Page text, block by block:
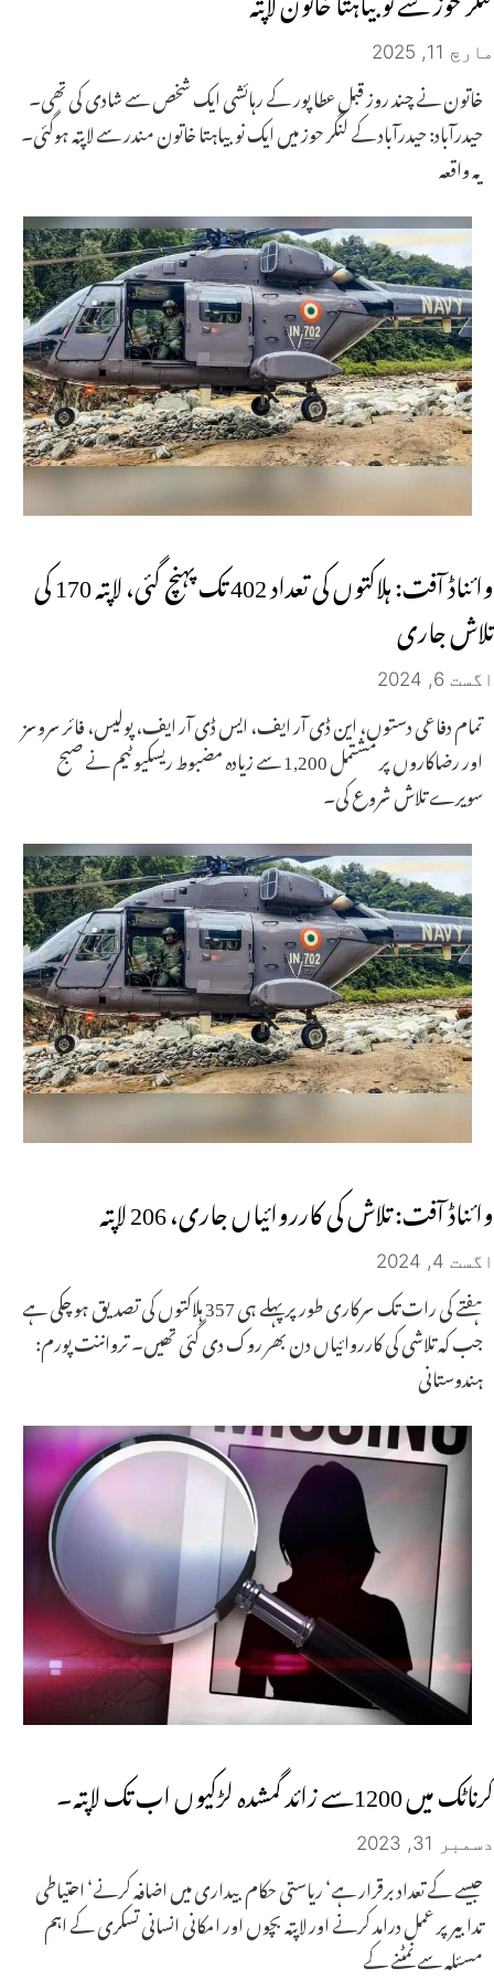
مارچ 11, 2025
خاتون نے چند روز قبل عطا پور کے رہائشی ایک شخص سے شادی کی تھی۔
حیدرآباد: حیدرآباد کے لنگر حوز میں ایک نوبیاہتا خاتون مندر سے لاپتہ ہوگئی۔
یہ واقعہ
وائناڈ آفت: ہلاکتوں کی تعداد 402 تک پہنچ گئی، لاپتہ 170 کی
تلاش جاری
اگست 6, 2024
تمام دفاعی دستوں، این ڈی آر ایف، ایس ڈی آر ایف، پولیس، فائر سروسز
اور رضاکاروں پر مشتمل 1,200 سے زیادہ مضبوط ریسکیو ٹیم نے صبح
سویرے تلاش شروع کی۔
وائناڈ آفت: تلاش کی کارروائیاں جاری، 206 لاپتہ
اگست 4, 2024
ہفتے کی رات تک سرکاری طور پر پہلے ہی 357 ہلاکتوں کی تصدیق ہو چکی ہے
جب کہ تلاشی کی کارروائیاں دن بھر روک دی گئی تھیں۔ ترواننت پورم:
ہندوستانی
کرناٹک میں 1200سے زائد گمشدہ لڑکیوں اب تک لاپتہ۔
دسمبر 31, 2023
جیسے کے تعداد برقرار ہے‘ ریاستی حکام بیداری میں اضافہ کرنے‘ احتیاطی
تدابیر پر عمل درامد کرنے اور لاپتہ بچوں اور امکانی انسانی تسکری کے اہم
مسئلہ سے نمٹنے کے